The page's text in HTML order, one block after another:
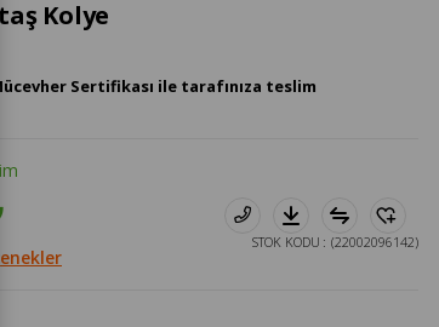
Kolye
Sertifikası ile tarafınıza teslim
(22002096142)
STOK KODU